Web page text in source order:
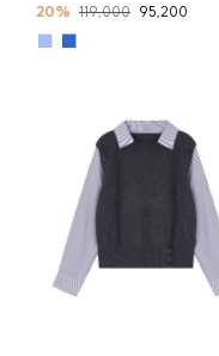
20% 119,000 95,200
■ ■